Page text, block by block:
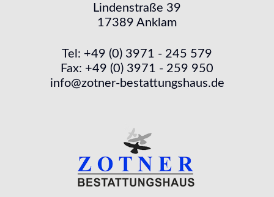
Lindenstraße 39
17389 Anklam
Tel: +49 (0) 3971 - 245 579
Fax: +49 (0) 3971 - 259 950
info@zotner-bestattungshaus.de